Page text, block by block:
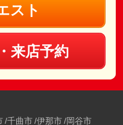
スト
来店予約
千曲市 伊那市 岡谷市